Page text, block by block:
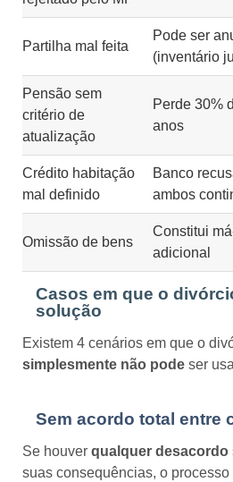
Partilha mal feita
Pode ser
(inventário
Pensão sem
critério de
atualização
Perde 30%
anos
Crédito habitação
mal definido
Banco
ambos
Omissão de bens
Constitui
adicional
Casos em que o
solução
Existem 4 cenários em que o
simplesmente não pode ser
Sem acordo total entre
Se houver qualquer desacordo
suas consequências, o